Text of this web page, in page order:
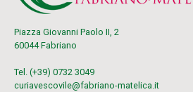
Piazza Giovanni Paolo II, 2
60044 Fabriano
Tel. (+39) 0732 3049
curiavescovile@fabriano-matelica.it